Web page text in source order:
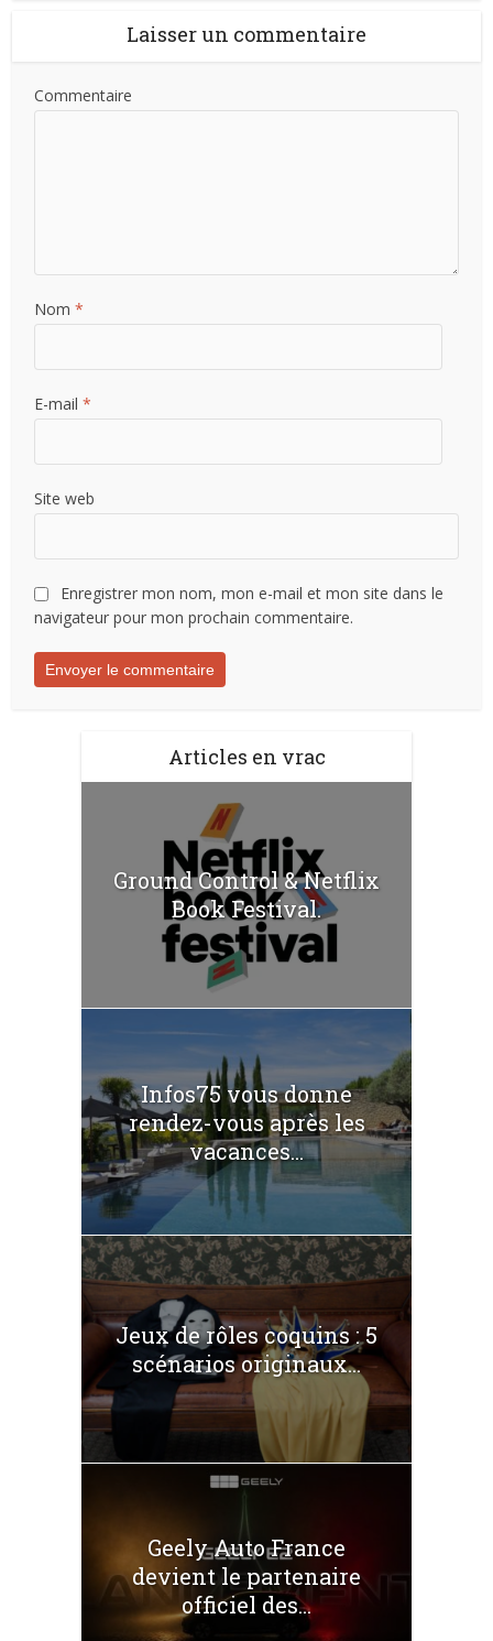
Laisser un commentaire
Commentaire
Nom*
E-mail*
Site web
Enregistrer mon nom, mon e-mail et mon site dans le
navigateur pour mon prochain commentaire.
Articles en vrac
Ground Control & Netflix
Book Festival.
Infos75 vous donne
rendez-vous après les
vacances...
Jeux de rôles coquins : 5
scénarios originaux...
Geely Auto France
devient le partenaire
officiel des...